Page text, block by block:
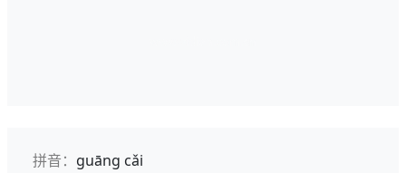
拼音： guāng cǎi